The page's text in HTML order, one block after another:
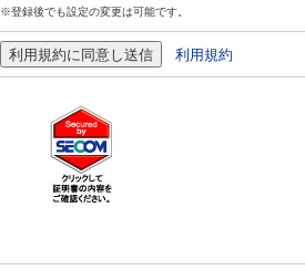
※登録後でも設定の変更は可能です。
利用規約